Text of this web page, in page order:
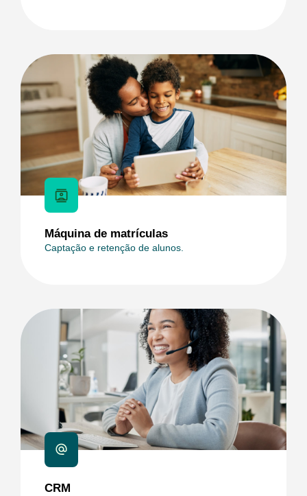
Máquina de matrículas
Captação e retenção de alunos.
CRM